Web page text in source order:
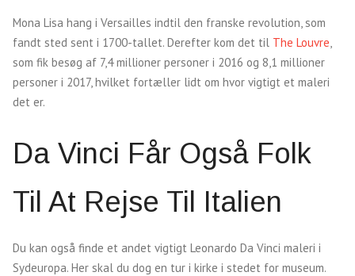
Mona Lisa hang i Versailles indtil den franske revolution, som
fandt sted sent i 1700-tallet. Derefter kom det til The Louvre
som fik besøg af 7,4 millioner personer i 2016 og 8,1 millioner
personer i 2017, hvilket fortæller lidt om hvor vigtigt et maleri
det er.
Da Vinci Får Også Folk
Til At Rejse Til Italien
Du kan også finde et andet vigtigt Leonardo Da Vinci maleri i
Sydeuropa. Her skal du dog en tur i kirke i stedet for museum.